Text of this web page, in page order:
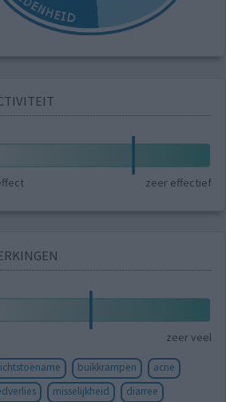
zeer effectief
zeer veel
buikkrampen
acne
misselijkheid
diarree